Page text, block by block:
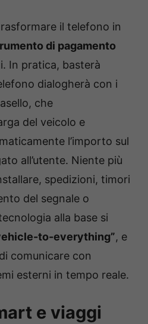
il telefono in
di pagamento
In pratica, basterà
dialogherà con i
che
del veicolo e
l’importo sul
all’utente. Niente più
spedizioni, timori
del segnale o
alla base si
to-everything”, e
comunicare con
esterni in tempo reale.
e viaggi